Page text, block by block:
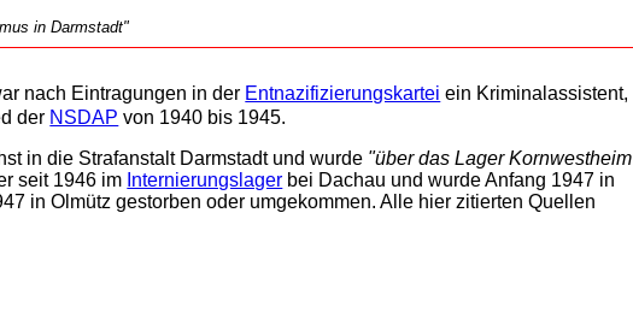
in Darmstadt"
nach Eintragungen in der Entnazifizierungskartei ein Kriminalassistent,
der NSDAP von 1940 bis 1945.
in die Strafanstalt Darmstadt und wurde "über das Lager Kornwestheim
seit 1946 im Internierungslager bei Dachau und wurde Anfang 1947 in
in Olmütz gestorben oder umgekommen. Alle hier zitierten Quellen